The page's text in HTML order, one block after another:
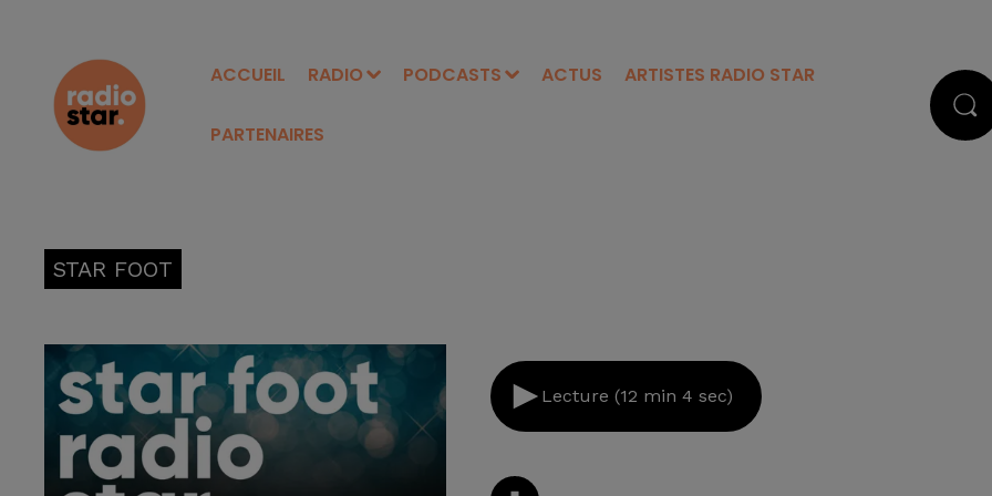
ACCUEIL RADIO PODCASTS ACTUS ARTISTES RADIO STAR
PARTENAIRES
STAR FOOT
Lecture (12 min 4 sec)